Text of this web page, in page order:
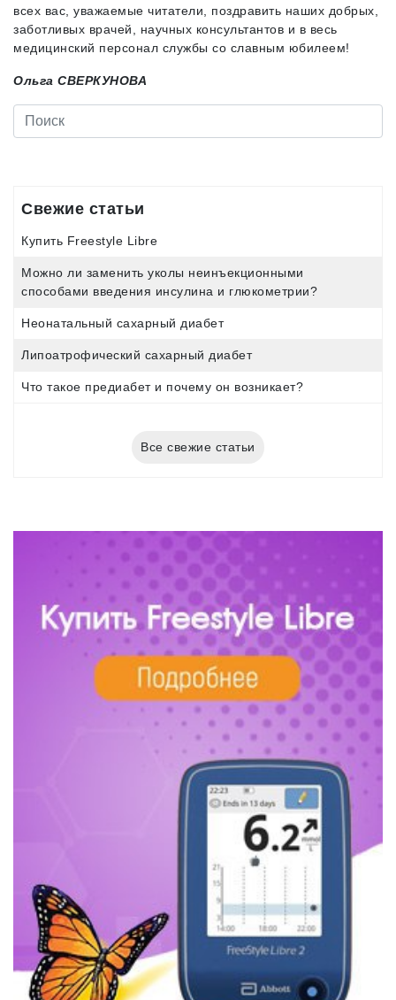
всех вас, уважаемые читатели, поздравить наших добрых,
заботливых врачей, научных консультантов и в весь
медицинский персонал службы со славным юбилеем!
Ольга СВЕРКУНОВА
Свежие статьи
Купить Freestyle Libre
Можно ли заменить уколы неинъекционными
способами введения инсулина и глюкометрии?
Неонатальный сахарный диабет
Липоатрофический сахарный диабет
Что такое предиабет и почему он возникает?
Все свежие статьи